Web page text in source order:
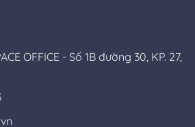
OFFICE - Số 1B đường 30, KP. 27,